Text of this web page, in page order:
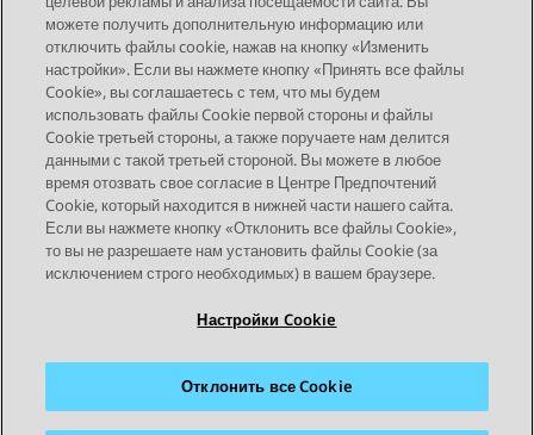
Send Feedback
Topic navigation
Предыдущая тема Следующая тема
STAY CONNECTED
Условия использования
Конфиденциальность
Политика cookie
можете получить дополнительную информацию или
отключить файлы cookie, нажав на кнопку «Изменить
настройки». Если вы нажмете кнопку «Принять все файлы
Cookie», вы соглашаетесь с тем, что мы будем
использовать файлы Cookie первой стороны и файлы
Cookie третьей стороны, а также поручаете нам делится
данными с такой третьей стороной. Вы можете в любое
время отозвать свое согласие в Центре Предпочтений
Cookie, который находится в нижней части нашего сайта.
Если вы нажмете кнопку «Отклонить все файлы Cookie»,
то вы не разрешаете нам установить файлы Cookie (за
исключением строго необходимых) в вашем браузере.
Настройки Cookie
Отклонить все Cookie